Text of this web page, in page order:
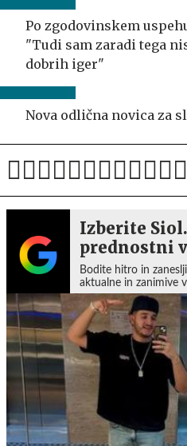
Po zgodovinskem
"Tudi sam zaradi tega
dobrih iger"
Nova odlična novica za
Izberite
prednostni
Bodite hitro in
aktualne in zanimive